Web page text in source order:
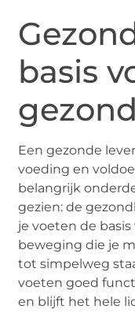
basis
Een gezonde
voeding en
belangrijk
gezien: de
je voeten de
beweging die je
tot simpelweg
voeten goed
en blijft het hele